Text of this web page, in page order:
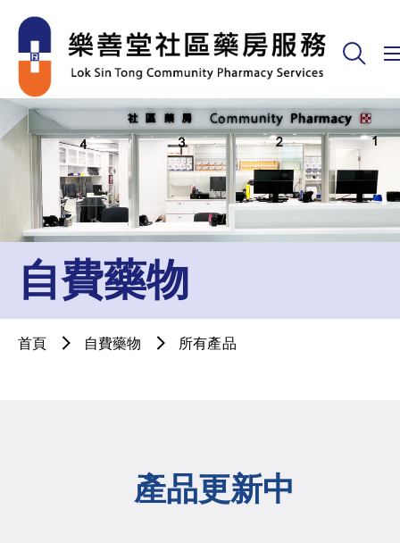
自費藥物
首頁 自費藥物 所有產品
產品更新中